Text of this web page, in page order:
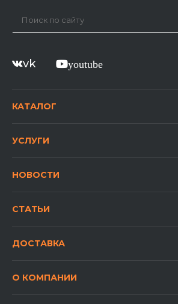
vk youtube
КАТАЛОГ
УСЛУГИ
НОВОСТИ
СТАТЬИ
ДОСТАВКА
О КОМПАНИИ